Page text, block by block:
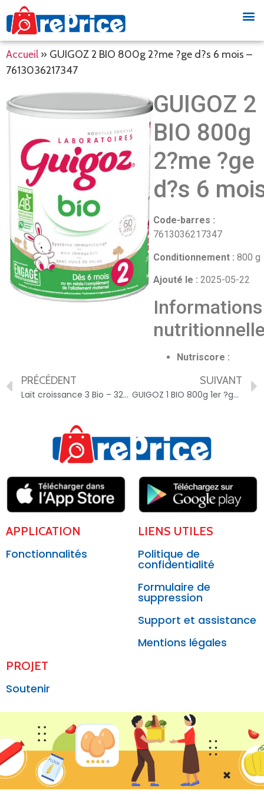
Accueil » GUIGOZ 2 BIO 800g 2?me ?ge d?s 6 mois –
7613036217347
GUIGOZ 2
BIO 800g
2?me ?ge
d?s 6
Code-barres :
7613036217347
Conditionnement : 800 g
Ajouté le : 2025-05-22
Informations
Nutriscore :
PRÉCÉDENT
Lait croissance 3 Bio – 3250393413742
SUIVANT
GUIGOZ 1 BIO 800g 1er ?ge d?s la Naissance – 7613036217316
APPLICATION
Fonctionnalités
LIENS UTILES
Politique de
confidentialité
Formulaire de
suppression
Support et assistance
Mentions légales
PROJET
Soutenir